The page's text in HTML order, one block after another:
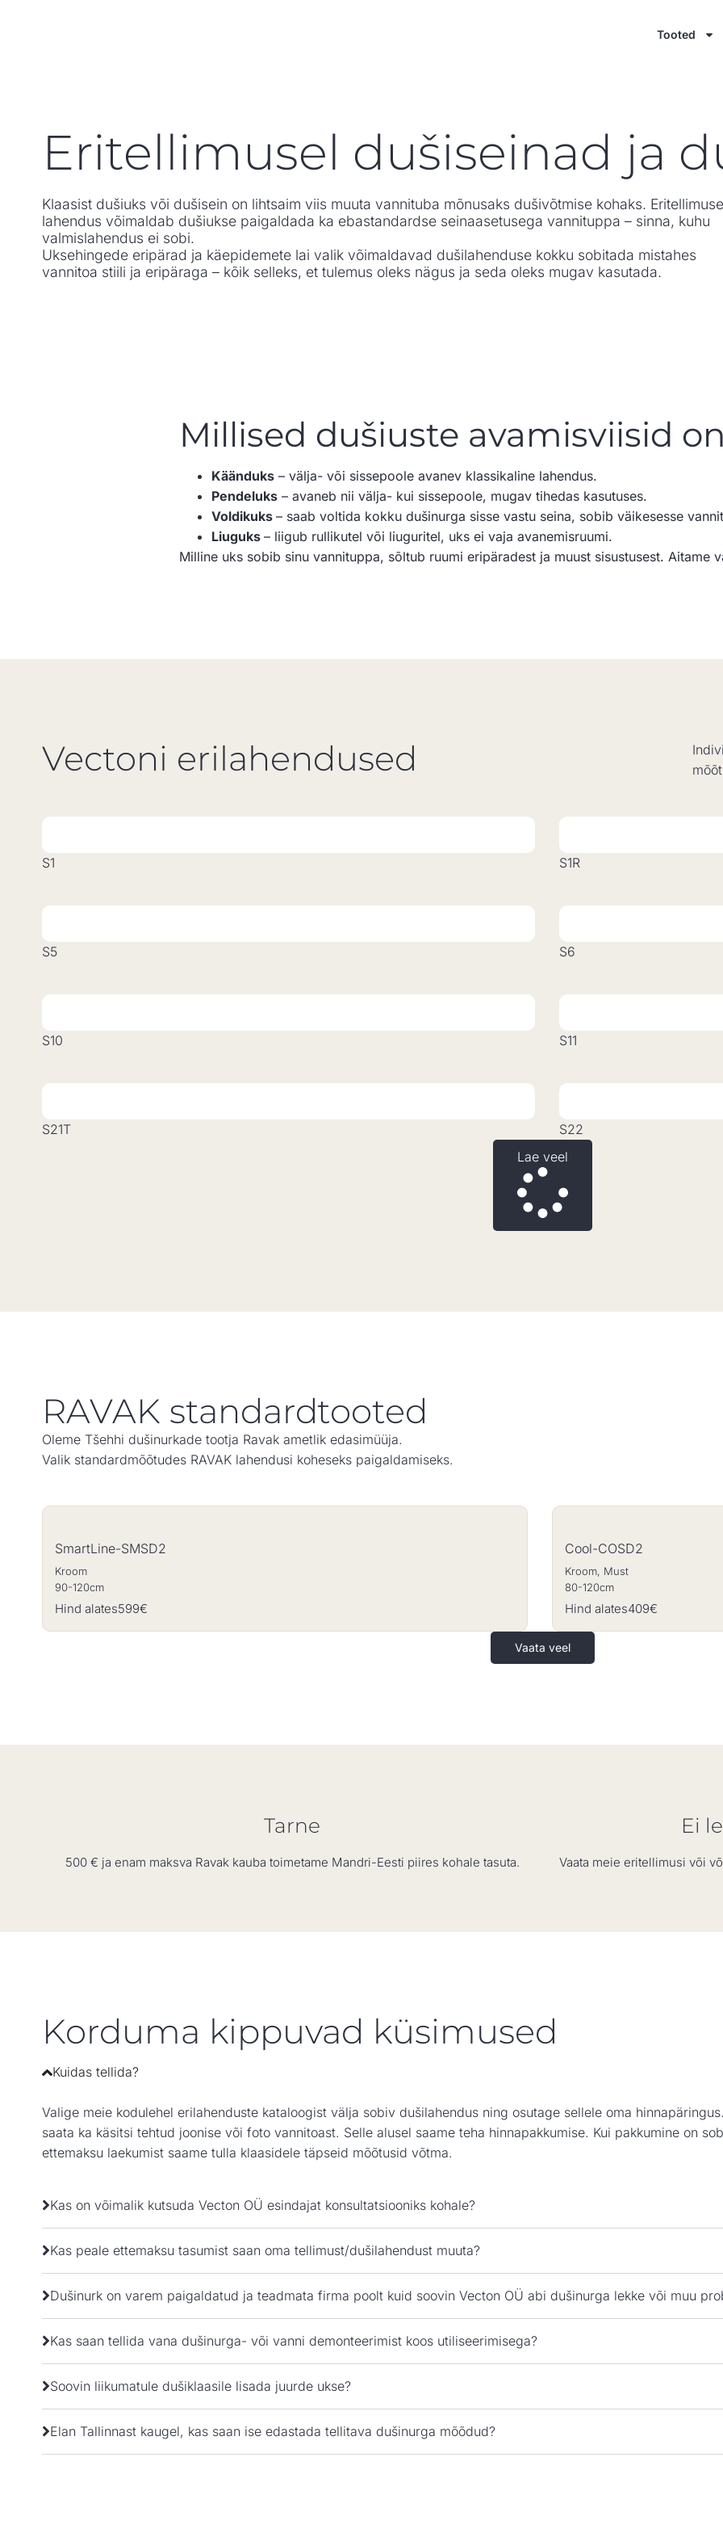
Tooted
Eritellimusel dušiseinad ja
Klaasist dušiuks või dušisein on lihtsaim viis muuta vannituba mõnusaks dušivõtmise kohaks.
lahendus võimaldab dušiukse paigaldada ka ebastandardse seinaasetusega vannituppa – sinna, kuhu
valmislahendus ei sobi.
Uksehingede eripärad ja käepidemete lai valik võimaldavad dušilahenduse kokku sobitada mistahes
vannitoa stiili ja eripäraga – kõik selleks, et tulemus oleks nägus ja seda oleks mugav kasutada.
Millised dušiuste avamisviisid
Käänduks – välja- või sissepoole avanev klassikaline lahendus.
Pendeluks – avaneb nii välja- kui sissepoole, mugav tihedas kasutuses.
Voldikuks – saab voltida kokku dušinurga sisse vastu seina, sobib väikesesse
Liuguks – liigub rullikutel või liuguritel, uks ei vaja avanemisruumi.
Milline uks sobib sinu vannituppa, sõltub ruumi eripäradest ja muust sisustusest. Aitame
Vectoni erilahendused
S1 S1R
S5 S6
S10 S11
S21T
S22
Lae veel
RAVAK standardtooted
Oleme Tšehhi dušinurkade tootja Ravak ametlik edasimüüja.
Valik standardmõõtudes RAVAK lahendusi koheseks paigaldamiseks.
SmartLine-SMSD2
Kroom
90-120cm
Hind alates599€
Cool-COSD2
Kroom, Must
80-120cm
Hind alates409€
Vaata veel
Tarne
500 € ja enam maksva Ravak kauba toimetame Mandri-Eesti piires kohale tasuta.
Ei
Vaata meie eritellimusi või
Korduma kippuvad küsimused
Kuidas tellida?
Valige meie kodulehel erilahenduste kataloogist välja sobiv dušilahendus ning osutage sellele oma
saata ka käsitsi tehtud joonise või foto vannitoast. Selle alusel saame teha hinnapakkumise. Kui pakkumine on
ettemaksu laekumist saame tulla klaasidele täpseid mõõtusid võtma.
Kas on võimalik kutsuda Vecton OÜ esindajat konsultatsiooniks kohale?
Kas peale ettemaksu tasumist saan oma tellimust/dušilahendust muuta?
Dušinurk on varem paigaldatud ja teadmata firma poolt kuid soovin Vecton OÜ abi dušinurga lekke või muu
Kas saan tellida vana dušinurga- või vanni demonteerimist koos utiliseerimisega?
Soovin liikumatule dušiklaasile lisada juurde ukse?
Elan Tallinnast kaugel, kas saan ise edastada tellitava dušinurga mõõdud?